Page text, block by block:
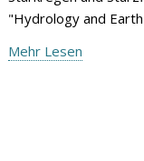
"Hydrology and
Mehr Lesen